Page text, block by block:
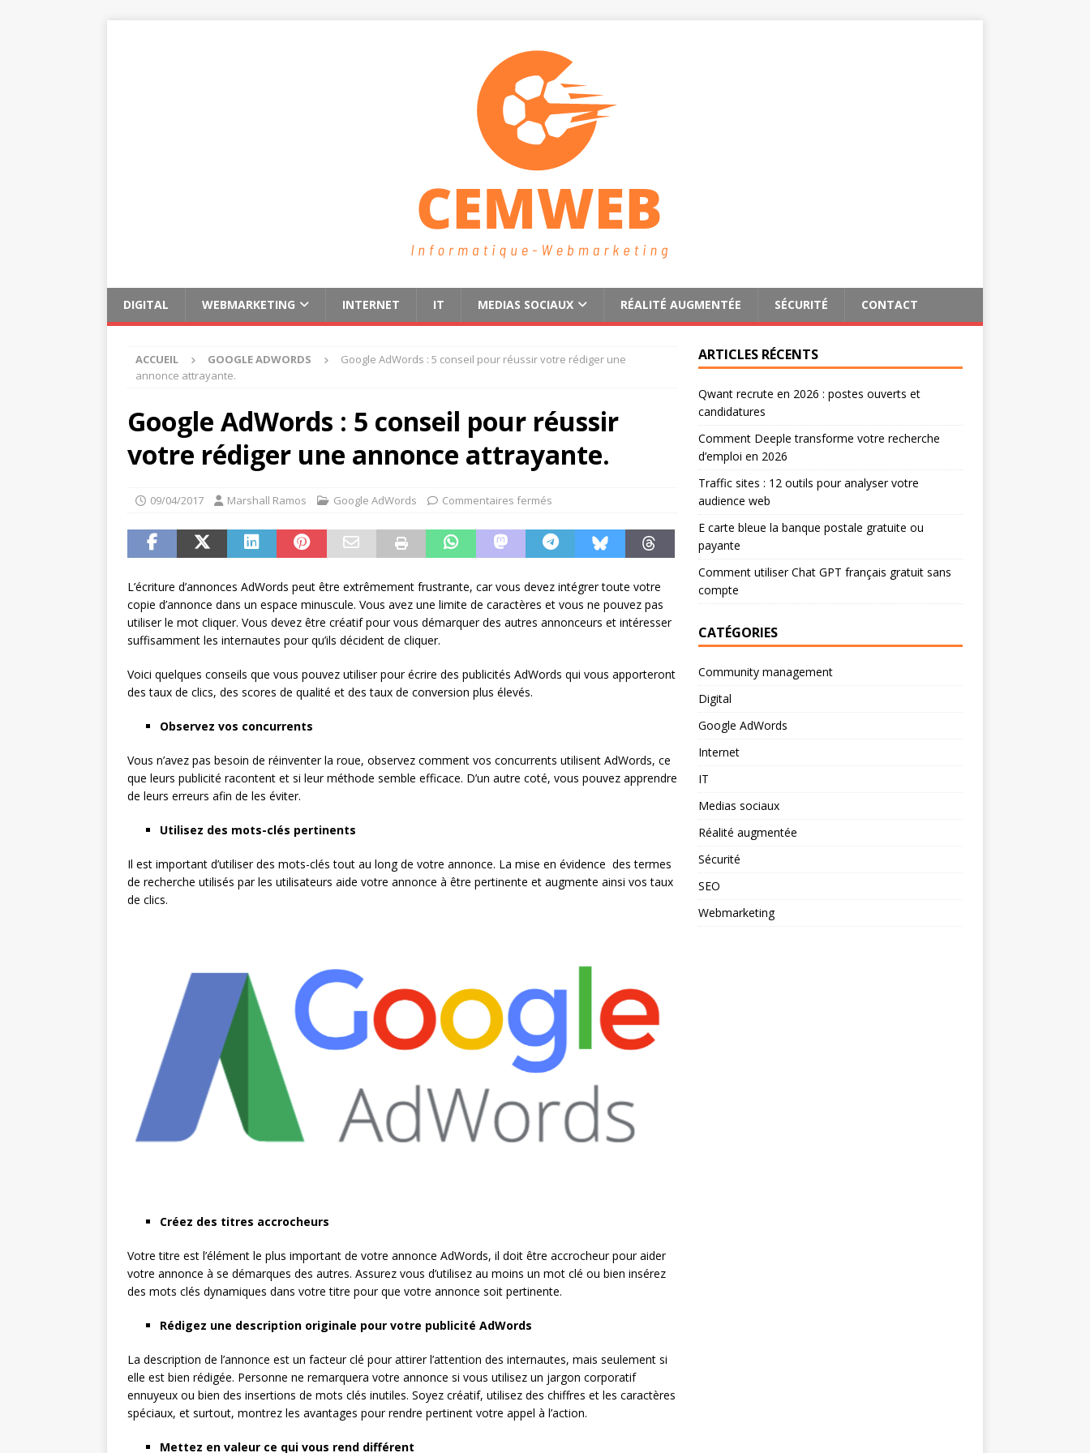
DIGITAL WEBMARKETING INTERNET IT MEDIAS SOCIAUX RÉALITÉ AUGMENTÉE SÉCURITÉ CONTACT
ACCUEIL GOOGLE ADWORDS
Google AdWords : 5 conseil pour réussir votre rédiger une
annonce attrayante.
Google AdWords : 5 conseil pour réussir
votre rédiger une annonce attrayante.
09/04/2017 Marshall Ramos Google AdWords Commentaires fermés
L’écriture d’annonces AdWords peut être extrêmement frustrante, car vous devez intégrer toute votre
copie d’annonce dans un espace minuscule. Vous avez une limite de caractères et vous ne pouvez pas
utiliser le mot cliquer. Vous devez être créatif pour vous démarquer des autres annonceurs et intéresser
suffisamment les internautes pour qu’ils décident de cliquer.
Voici quelques conseils que vous pouvez utiliser pour écrire des publicités AdWords qui vous apporteront
des taux de clics, des scores de qualité et des taux de conversion plus élevés.
Observez vos concurrents
Vous n’avez pas besoin de réinventer la roue, observez comment vos concurrents utilisent AdWords, ce
que leurs publicité racontent et si leur méthode semble efficace. D’un autre coté, vous pouvez apprendre
de leurs erreurs afin de les éviter.
Utilisez des mots-clés pertinents
Il est important d’utiliser des mots-clés tout au long de votre annonce. La mise en évidence des termes
de recherche utilisés par les utilisateurs aide votre annonce à être pertinente et augmente ainsi vos taux
de clics.
Créez des titres accrocheurs
Votre titre est l’élément le plus important de votre annonce AdWords, il doit être accrocheur pour aider
votre annonce à se démarques des autres. Assurez vous d’utilisez au moins un mot clé ou bien insérez
des mots clés dynamiques dans votre titre pour que votre annonce soit pertinente.
Rédigez une description originale pour votre publicité AdWords
La description de l’annonce est un facteur clé pour attirer l’attention des internautes, mais seulement si
elle est bien rédigée. Personne ne remarquera votre annonce si vous utilisez un jargon corporatif
ennuyeux ou bien des insertions de mots clés inutiles. Soyez créatif, utilisez des chiffres et les caractères
spéciaux, et surtout, montrez les avantages pour rendre pertinent votre appel à l’action.
Mettez en valeur ce qui vous rend différent
ARTICLES RÉCENTS
Qwant recrute en 2026 : postes ouverts et
candidatures
Comment Deeple transforme votre recherche
d’emploi en 2026
Traffic sites : 12 outils pour analyser votre
audience web
E carte bleue la banque postale gratuite ou
payante
Comment utiliser Chat GPT français gratuit sans
compte
CATÉGORIES
Community management
Digital
Google AdWords
Internet
IT
Medias sociaux
Réalité augmentée
Sécurité
SEO
Webmarketing